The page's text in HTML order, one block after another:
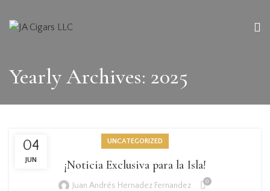
Yearly Archives: 2025
04
JUN
UNCATEGORIZED
¡Noticia Exclusiva para la Isla!
Juan Andrés Hernadez Fernandez 0